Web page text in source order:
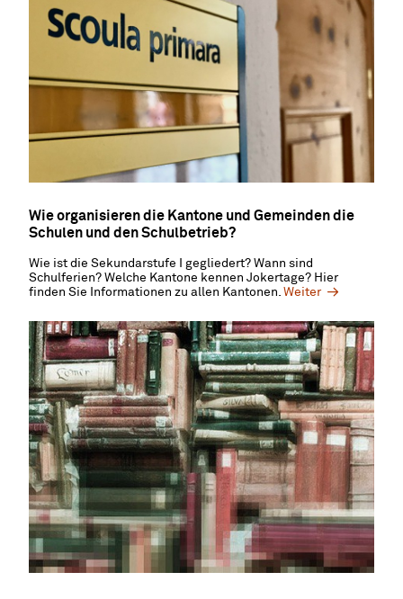
Wie organisieren die Kantone und Gemeinden die
Schulen und den Schulbetrieb?
Wie ist die Sekundarstufe I gegliedert? Wann sind
Schulferien? Welche Kantone kennen Jokertage? Hier
finden Sie Informationen zu allen Kantonen. Weiter